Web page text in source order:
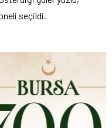
seçildi.